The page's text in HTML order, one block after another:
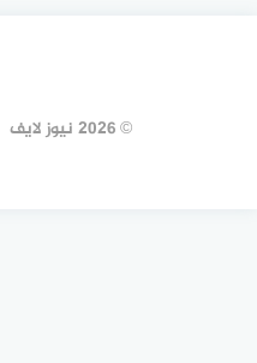
© 2026 نيوز لايف